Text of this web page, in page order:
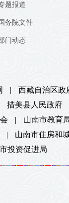
题报道
务院文件
门动态
| 西藏自治区政
措美县人民政府
| 山南市教育
| 山南市住房和
投资促进局